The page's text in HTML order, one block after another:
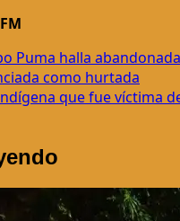
Puma halla
como hurtada
que fue víctima